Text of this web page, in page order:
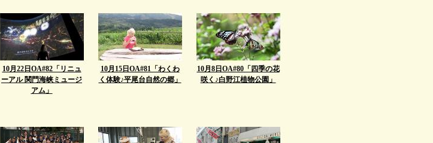
10月22日OA#82「リニュ
ーアル 関門海峡ミュージ
アム」
10月15日OA#81「わくわ
く体験♪平尾台自然の郷」
10月8日OA#80「四季の花
咲く♪白野江植物公園」